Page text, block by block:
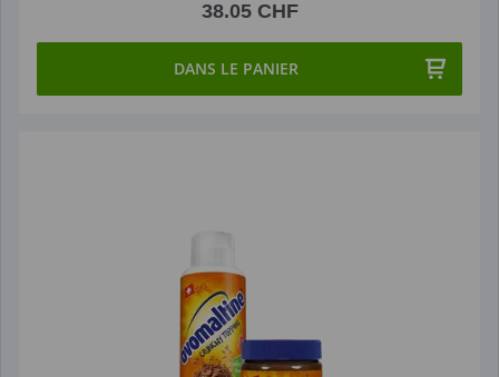
38.05 CHF
DANS LE PANIER